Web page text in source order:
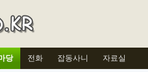
당 전화 잡동사니 자료실
5
5